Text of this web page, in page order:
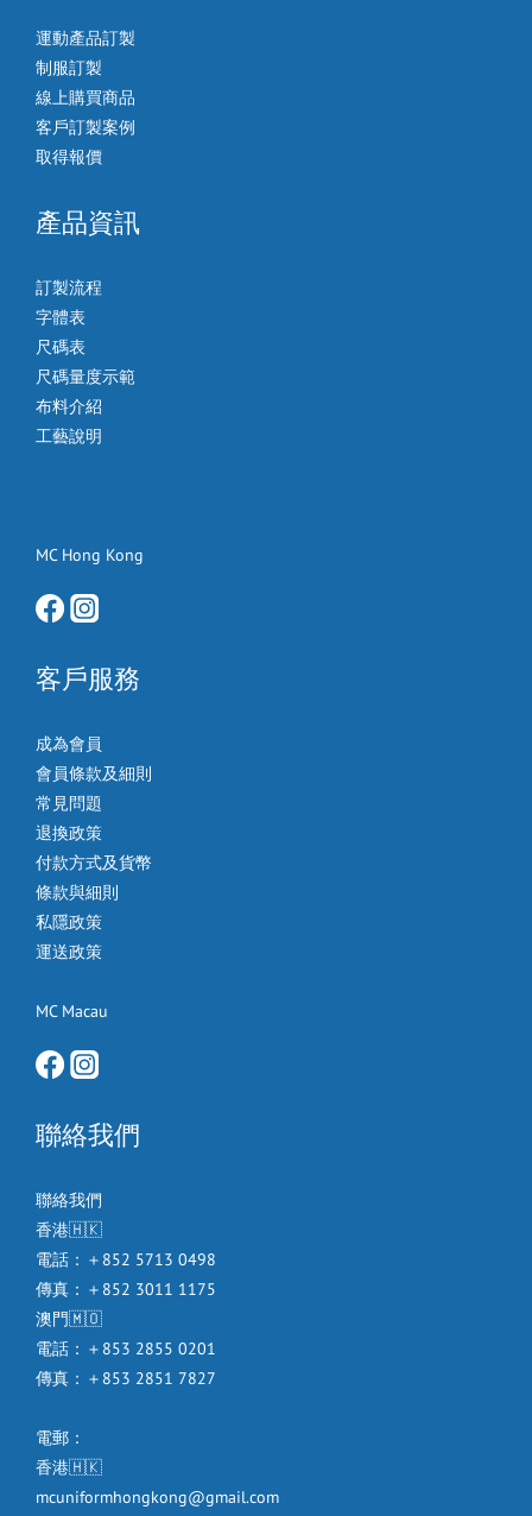
運動產品訂製
制服訂製
線上購買商品
客戶訂製案例
取得報價
產品資訊
訂製流程
字體表
尺碼表
尺碼量度示範
布料介紹
工藝說明
MC Hong Kong
客戶服務
成為會員
會員條款及細則
常見問題
退換政策
付款方式及貨幣
條款與細則
私隱政策
運送政策
MC Macau
聯絡我們
聯絡我們
香港🇭🇰
電話：＋852 5713 0498
傳真：＋852 3011 1175
澳門🇲🇴
電話：＋853 2855 0201
傳真：＋853 2851 7827
電郵：
香港🇭🇰
mcuniformhongkong@gmail.com